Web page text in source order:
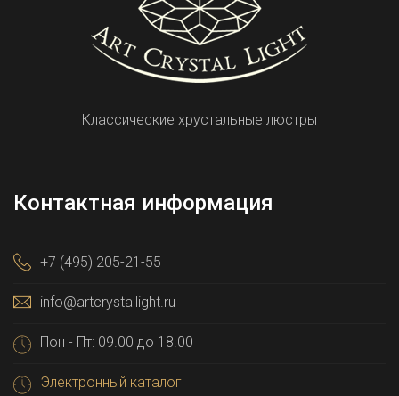
Классические хрустальные люстры
Контактная информация
+7 (495) 205-21-55
info@artcrystallight.ru
Пон - Пт: 09.00 до 18.00
Электронный каталог